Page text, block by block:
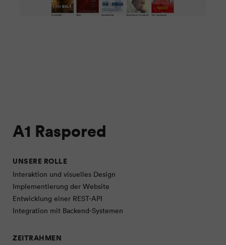
A1 Raspored
UNSERE ROLLE
Interaktion und visuelles Design
Implementierung der Website
Entwicklung einer REST-API
Integration mit Backend-Systemen
ZEITRAHMEN